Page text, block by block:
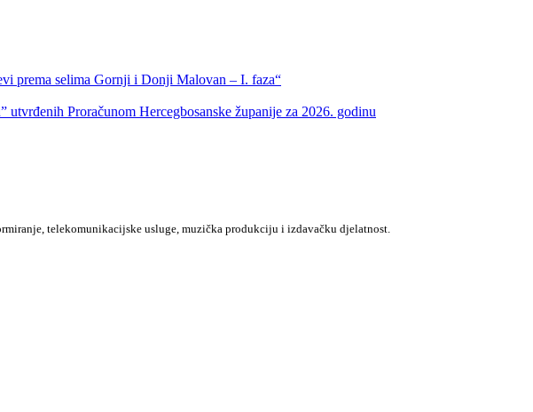
prema selima Gornji i Donji Malovan – I. faza“
Proračunom Hercegbosanske županije za 2026. godinu
telekomunikacijske usluge, muzička produkciju i izdavačku djelatnost.